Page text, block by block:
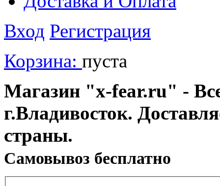
Вход Регистрация
Корзина: пуста
Магазин "x-fear.ru" -
г.Владивосток.
страны.
Cамовывоз бесплатно